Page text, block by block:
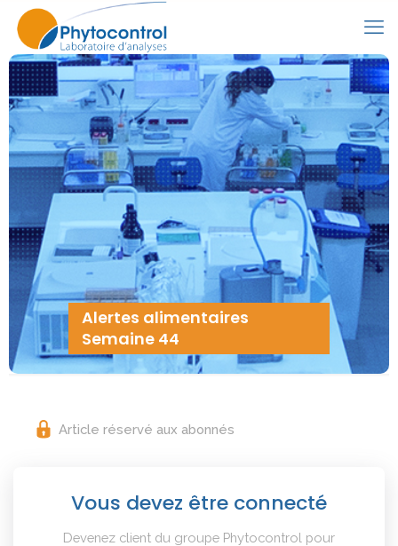
Alertes alimentaires
Semaine 44
Article réservé aux abonnés
Vous devez être connecté
Devenez client du groupe Phytocontrol pour